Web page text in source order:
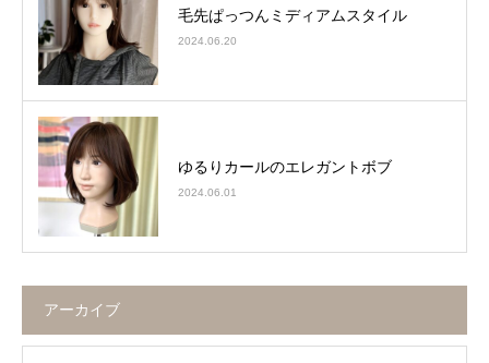
毛先ぱっつんミディアムスタイル
2024.06.20
ゆるりカールのエレガントボブ
2024.06.01
アーカイブ